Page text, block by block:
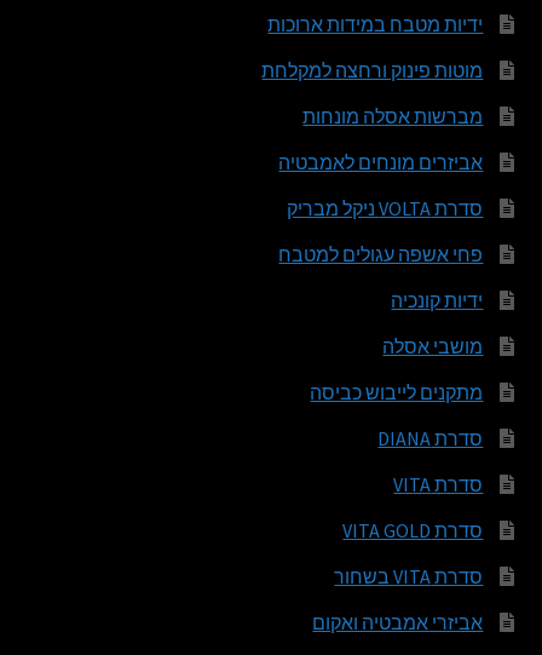
ידיות מטבח במידות ארוכות
מוטות פינוק ורחצה למקלחת
מברשות אסלה מונחות
אביזרים מונחים לאמבטיה
סדרת VOLTA ניקל מבריק
פחי אשפה עגולים למטבח
ידיות קונכיה
מושבי אסלה
מתקנים לייבוש כביסה
סדרת DIANA
סדרת VITA
סדרת VITA GOLD
סדרת VITA בשחור
אביזרי אמבטיה ואקום